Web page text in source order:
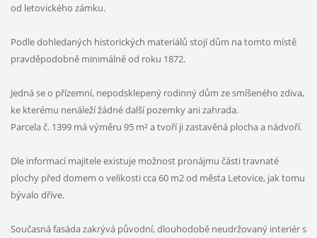
od letovického zámku.
Podle dohledaných historických materiálů stojí dům na tomto místě
pravděpodobně minimálně od roku 1872.
Jedná se o přízemní, nepodsklepený rodinný dům ze smíšeného zdiva,
ke kterému nenáleží žádné další pozemky ani zahrada.
Parcela č. 1399 má výměru 95 m² a tvoří ji zastavěná plocha a nádvoří.
Dle informací majitele existuje možnost pronájmu části travnaté
plochy před domem o velikosti cca 60 m2 od města Letovice, jak tomu
bývalo dříve.
Současná fasáda zakrývá původní, dlouhodobě neudržovaný interiér s